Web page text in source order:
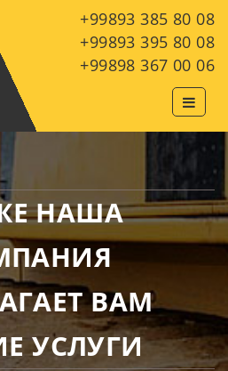
+99893 385 80 08
+99893 395 80 08
+99898 367 00 06
НАША
ВАМ
УСЛУГИ